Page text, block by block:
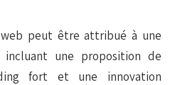
peut être attribué à une
incluant une proposition de
fort et une innovation